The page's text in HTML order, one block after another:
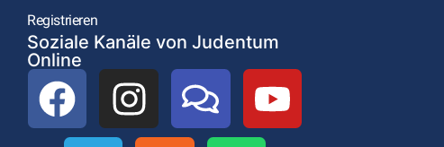
Registrieren
Soziale Kanäle von Judentum
Online